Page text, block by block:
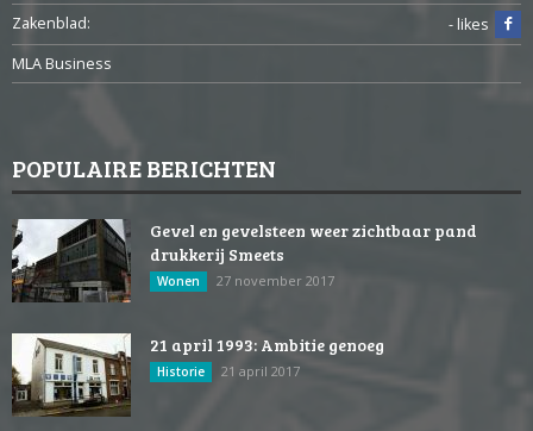
Zakenblad:
- likes
MLA Business
POPULAIRE BERICHTEN
Gevel en gevelsteen weer zichtbaar pand
drukkerij Smeets
Wonen 27 november 2017
21 april 1993: Ambitie genoeg
Historie 21 april 2017